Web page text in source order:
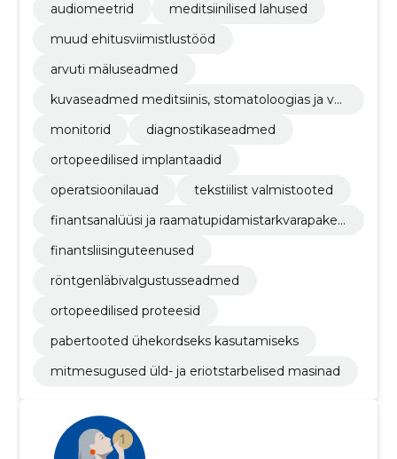
audiomeetrid
meditsiinilised lahused
muud ehitusviimistlustööd
arvuti mäluseadmed
kuvaseadmed meditsiinis, stomatoloogias ja ve
monitorid
diagnostikaseadmed
ortopeedilised implantaadid
operatsioonilauad
tekstiilist valmistooted
finantsanalüüsi ja raamatupidamistarkvarapaket
finantsliisinguteenused
röntgenläbivalgustusseadmed
ortopeedilised proteesid
pabertooted ühekordseks kasutamiseks
mitmesugused üld- ja eriotstarbelised masinad